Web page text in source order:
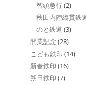
智頭急行(2)
秋田内陸縦貫鉄
のと鉄道 (3)
開業記念 (28)
こども鉄印 (14)
新春鉄印 (16)
朔日鉄印 (7)